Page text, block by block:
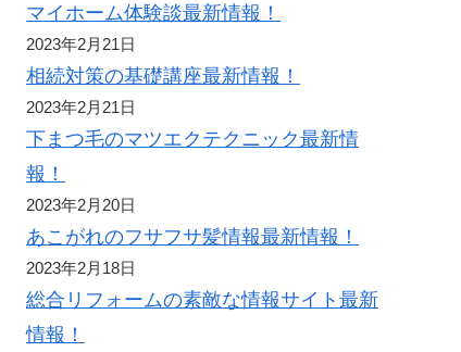
マイホーム体験談最新情報！
2023年2月21日
相続対策の基礎講座最新情報！
2023年2月21日
下まつ毛のマツエクテクニック最新情
報！
2023年2月20日
あこがれのフサフサ髪情報最新情報！
2023年2月18日
総合リフォームの素敵な情報サイト最新
情報！